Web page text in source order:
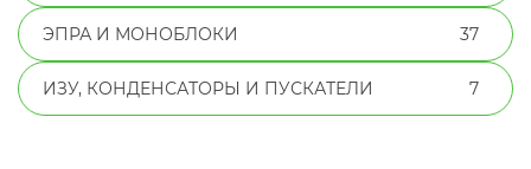
ЭПРА И МОНОБЛОКИ 37
ИЗУ, КОНДЕНСАТОРЫ И ПУСКАТЕЛИ 7